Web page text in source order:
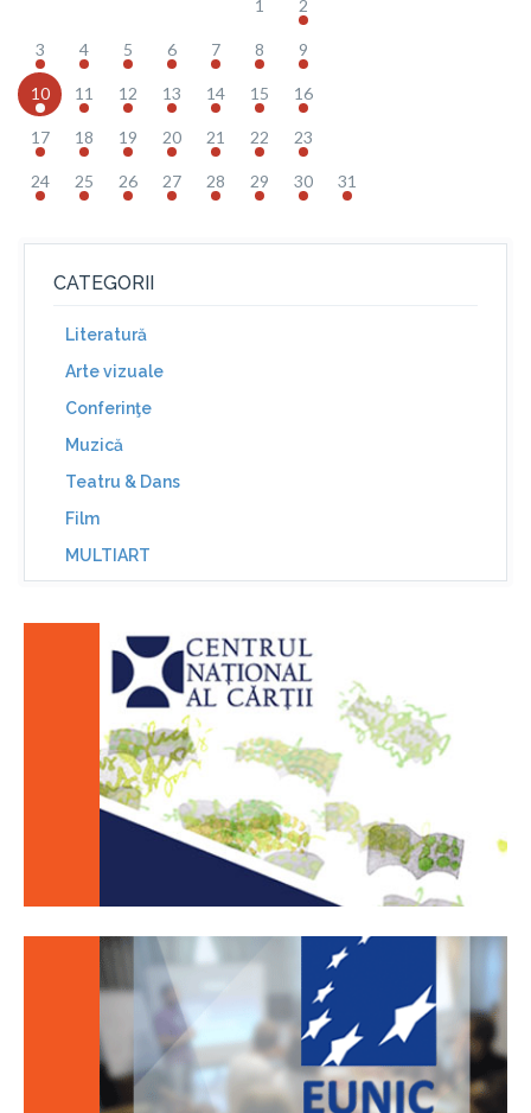
1 2
3 4 5 6 7 8 9
10 11 12 13 14 15 16
17 18 19 20 21 22 23
24 25 26 27 28 29 30 31
CATEGORII
Literatură
Arte vizuale
Conferinţe
Muzică
Teatru & Dans
Film
MULTIART